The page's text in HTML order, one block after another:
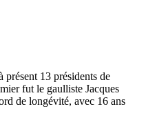
13 présidents de
fut le gaulliste Jacques
de longévité, avec 16 ans